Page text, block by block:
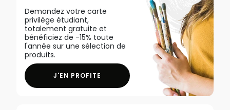
Demandez votre carte
privilège étudiant,
totalement gratuite et
bénéficiez de -15% toute
l'année sur une sélection de
produits.
J'EN PROFITE